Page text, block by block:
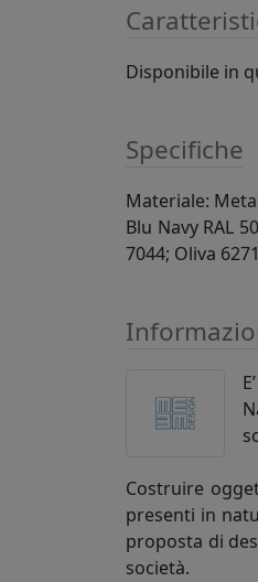
Disponibile in
Specifiche
Materiale:
Blu Navy RAL
7044; Oliva 6271
Costruire
presenti in
proposta di
società.